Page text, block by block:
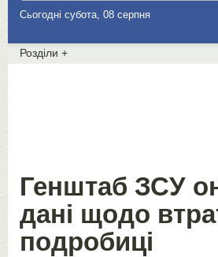
Сьогодні субота, 08 серпня
Розділи +
Генштаб ЗСУ
дані щодо
подробиці